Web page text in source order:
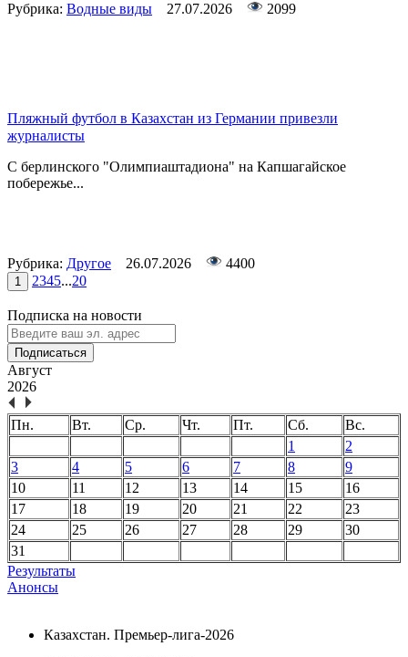
Рубрика: Водные виды 27.07.2026 2099
Пляжный футбол в Казахстан из Германии привезли
журналисты
С берлинского "Олимпиаштадиона" на Капшагайское
побережье...
Рубрика: Другое 26.07.2026 4400
1 2345...20
Подписка на новости
Подписаться
Август
2026
Пн. Вт. Ср. Чт. Пт. Сб.
Вс.
1
2
3
4 5 6 7 8
9
10
11 12 13 14 15
16
17
18 19 20 21 22
23
24
25 26 27 28 29
30
31
Результаты
Анонсы
Казахстан. Премьер-лига-2026